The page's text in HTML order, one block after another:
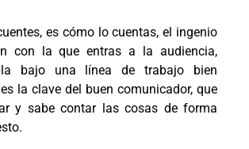
es cómo lo cuentas, el ingenio
con la que entras a la audiencia,
bajo una línea de trabajo bien
la clave del buen comunicador, que
y sabe contar las cosas de forma